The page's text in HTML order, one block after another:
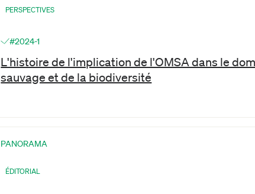
PERSPECTIVES
#2024-1
L'histoire de l'implication de l'OMSA dans le
sauvage et de la biodiversité
PANORAMA
ÉDITORIAL